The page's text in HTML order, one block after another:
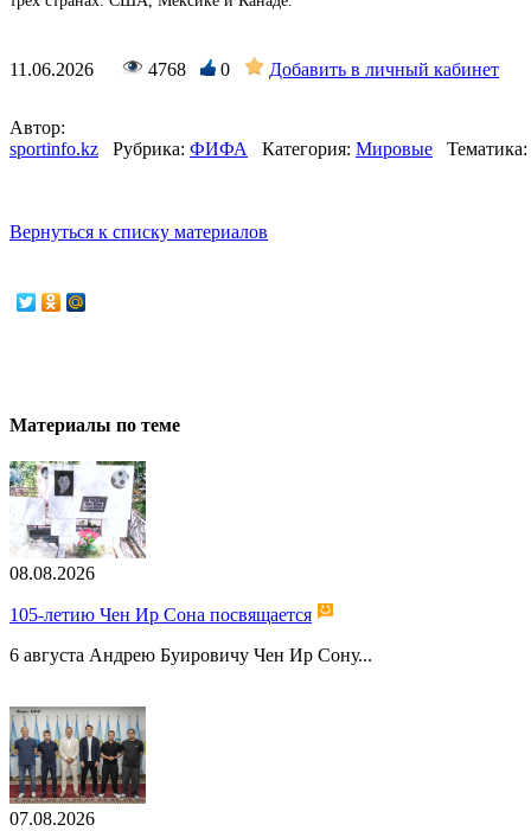
11.06.2026 4768 0 Добавить в личный кабинет
Автор:
sportinfo.kz
Рубрика: ФИФА Категория: Мировые Тематика:
Вернуться к списку материалов
Материалы по теме
08.08.2026
105-летию Чен Ир Сона посвящается
6 августа Андрею Буировичу Чен Ир Сону...
07.08.2026